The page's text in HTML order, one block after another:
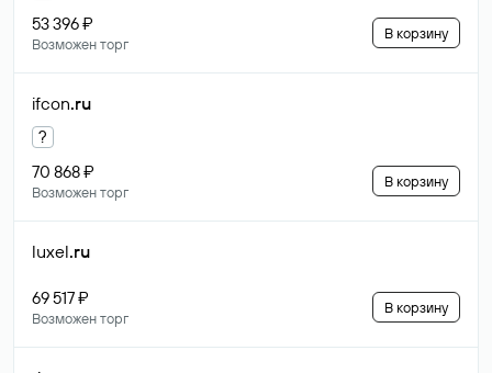
53 396 ₽
Возможен торг
В корзину
ifcon.ru
?
70 868 ₽
Возможен торг
В корзину
luxel.ru
69 517 ₽
Возможен торг
В корзину